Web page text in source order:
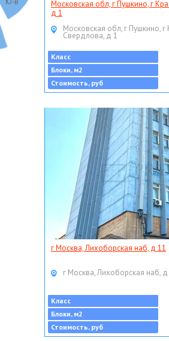
Московская обл, г Пушкино, г
д 1
Московская обл, г Пушкино, г
Свердлова, д 1
Класс
Блоки, м2
Стоимость, руб
г Москва, Лихоборская наб, д 11
г Москва, Лихоборская наб,
Класс
Блоки, м2
Стоимость, руб